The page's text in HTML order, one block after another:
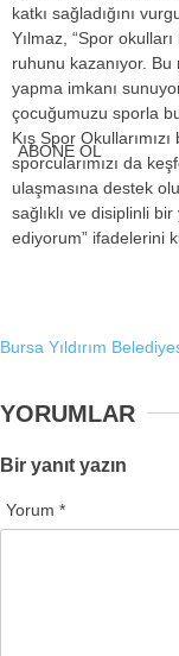
ABONE OL
katkı sağladığını
Yılmaz, “Spor
ruhunu kazanıyor. Bu
yapma imkanı
çocuğumuzu sporla
Kış Spor
sporcularımızı da
ulaşmasına destek
sağlıklı ve disiplinli
ediyorum” ifadelerini
Bursa Yıldırım
YORUMLAR
Bir yanıt yazın
Yorum *